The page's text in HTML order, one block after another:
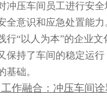
冲压车间员工进行安
全意识和应急处置能
行“以人为本”的企业文
保持了车间的稳定运
基础。
作融合：冲压车间诠